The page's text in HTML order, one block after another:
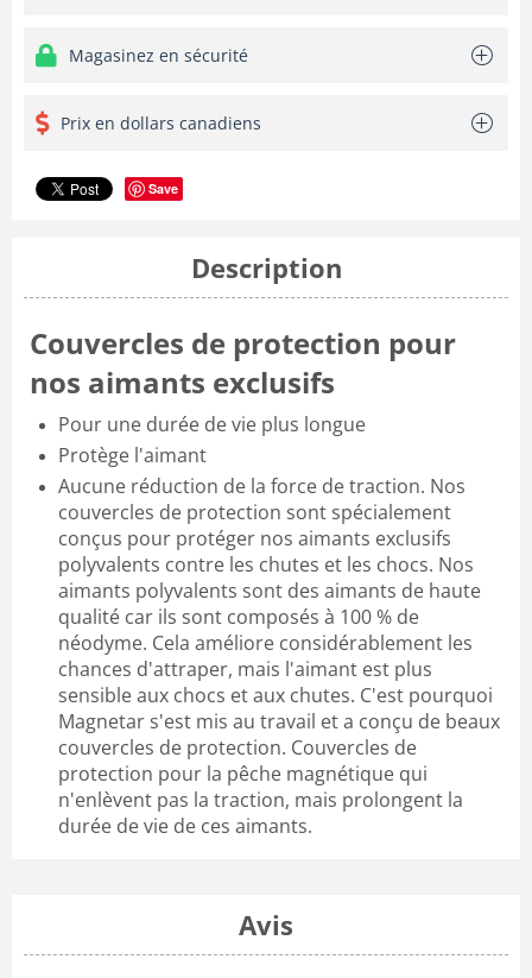
Magasinez en sécurité
Prix en dollars canadiens
Save
Description
Couvercles de protection pour
nos aimants exclusifs
Pour une durée de vie plus longue
Protège l'aimant
Aucune réduction de la force de traction. Nos
couvercles de protection sont spécialement
conçus pour protéger nos aimants exclusifs
polyvalents contre les chutes et les chocs. Nos
aimants polyvalents sont des aimants de haute
qualité car ils sont composés à 100 % de
néodyme. Cela améliore considérablement les
chances d'attraper, mais l'aimant est plus
sensible aux chocs et aux chutes. C'est pourquoi
Magnetar s'est mis au travail et a conçu de beaux
couvercles de protection. Couvercles de
protection pour la pêche magnétique qui
n'enlèvent pas la traction, mais prolongent la
durée de vie de ces aimants.
Avis